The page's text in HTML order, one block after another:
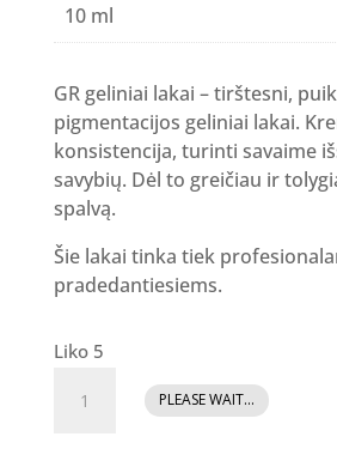
10 ml
GR geliniai lakai – tirštesni,
pigmentacijos geliniai lakai.
konsistencija, turinti savaime
savybių. Dėl to greičiau ir
spalvą.
Šie lakai tinka tiek
pradedantiesiems.
Liko 5
kiekis:
PLEASE WAIT...